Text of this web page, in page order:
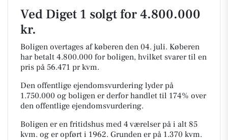
Ved Diget 1 solgt for 4.800.000
kr.
Boligen overtages af køberen den 04. juli. Køberen
har betalt 4.800.000 for boligen, hvilket svarer til en
pris på 56.471 pr kvm.
Den offentlige ejendomsvurdering lyder på
1.750.000 og boligen er derfor handlet til 174% over
den offentlige ejendomsvurdering.
Boligen er en fritidshus med 4 værelser på i alt 85
kvm. og er opført i 1962. Grunden er på 1.370 kvm.